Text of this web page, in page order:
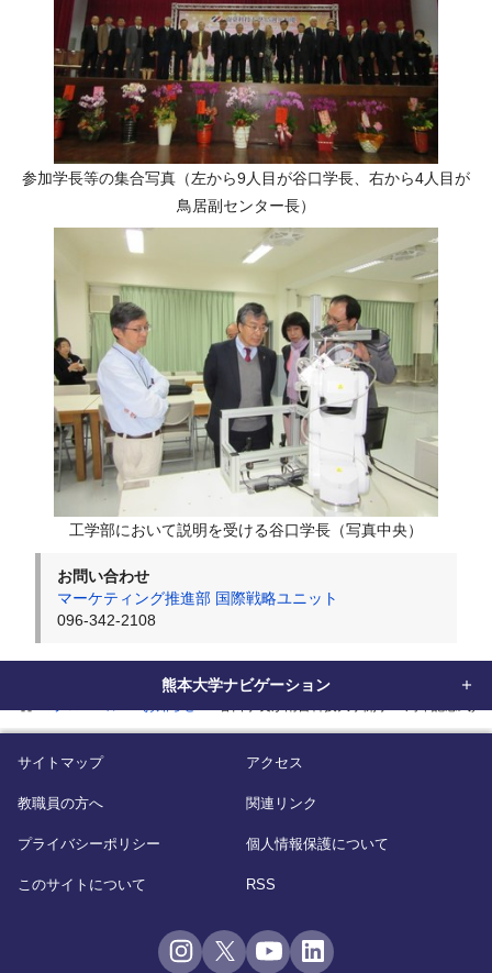
参加学長等の集合写真（左から9人目が谷口学長、右から4人目が
鳥居副センター長）
工学部において説明を受ける谷口学長（写真中央）
お問い合わせ
マーケティング推進部 国際戦略ユニット
096-342-2108
熊本大学ナビゲーション
サイトマップ アクセス
教職員の方へ 関連リンク
プライバシーポリシー 個人情報保護について
このサイトについて RSS